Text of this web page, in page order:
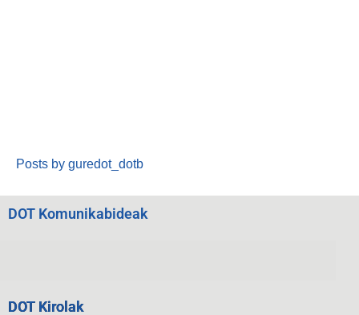
Posts by guredot_dotb
DOT Komunikabideak
DOT Kirolak